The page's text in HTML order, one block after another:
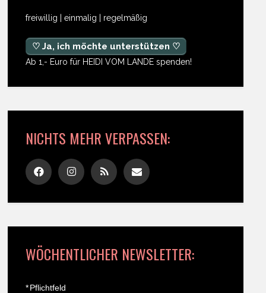
freiwillig | einmalig | regelmäßig
♡ Ja, ich möchte unterstützen ♡
Ab 1,- Euro für HEIDI VOM LANDE spenden!
NICHTS MEHR VERPASSEN:
WÖCHENTLICHER NEWSLETTER:
*Pflichtfeld